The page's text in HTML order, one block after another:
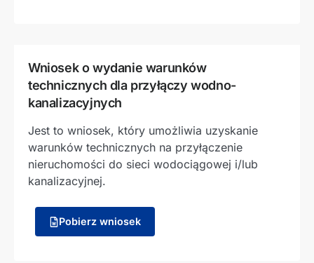
Wniosek o wydanie warunków
technicznych dla przyłączy wodno-
kanalizacyjnych
Jest to wniosek, który umożliwia uzyskanie
warunków technicznych na przyłączenie
nieruchomości do sieci wodociągowej i/lub
kanalizacyjnej.
Pobierz wniosek